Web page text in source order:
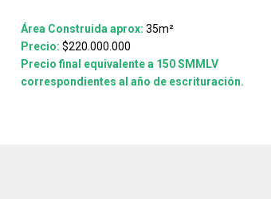
Área Construida aprox: 35m²
Precio: $220.000.000
Precio final equivalente a 150 SMMLV
correspondientes al año de escrituración.